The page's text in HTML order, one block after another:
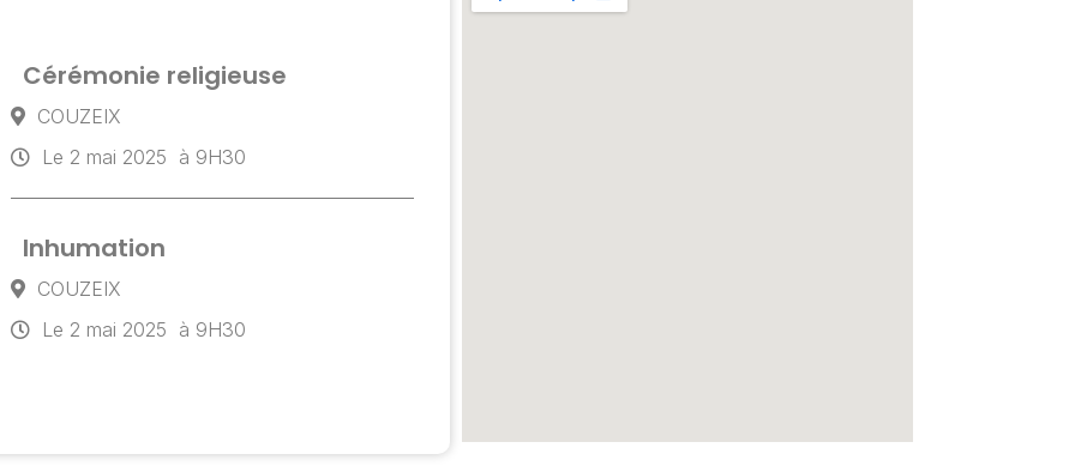
Cérémonie religieuse
COUZEIX
Le 2 mai 2025 à 9H30
Inhumation
COUZEIX
Le 2 mai 2025 à 9H30